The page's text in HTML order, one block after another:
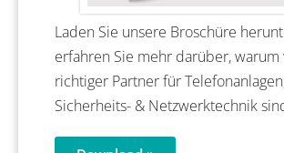
Laden Sie unsere Broschüre
erfahren Sie mehr darüber,
richtiger Partner für
Sicherheits- & Netzwerktechnik